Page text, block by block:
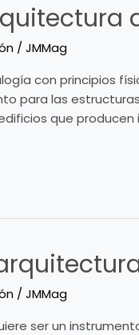
/JMMag
con
para las
que
/JMMag
ser un